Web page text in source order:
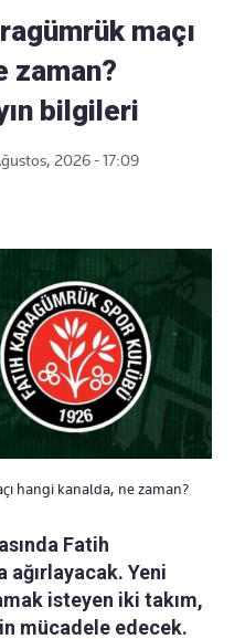
maçı
zaman?
bilgileri
2026 - 17:09
hangi kanalda, ne zaman?
Fatih
ağırlayacak. Yeni
isteyen iki takım,
mücadele edecek.